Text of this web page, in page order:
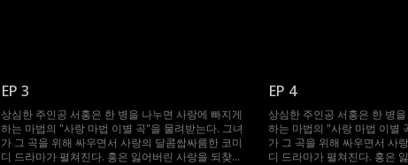
EP 3
상심한 주인공 서홍은 한 병을 나누면 사랑에 빠지게
하는 마법의 "사랑 마법 이별 곡"을 물려받는다. 그녀
가 그 곡을 위해 싸우면서 사랑의 달콤쌉싸름한 코미
디 드라마가 펼쳐진다. 홍은 잃어버린 사랑을 되찾고
EP 4
상심한 주인공 서홍은 한 병
하는 마법의 "사랑 마법 이별
가 그 곡을 위해 싸우면서 사
디 드라마가 펼쳐진다. 홍은